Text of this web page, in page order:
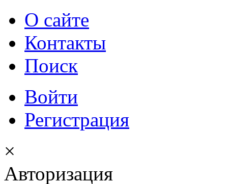
О сайте
Контакты
Поиск
Войти
Регистрация
×
Авторизация